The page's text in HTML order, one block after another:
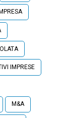
IMPRESE
M&A